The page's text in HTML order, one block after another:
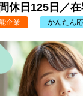
休日125日／
企業 かんたん